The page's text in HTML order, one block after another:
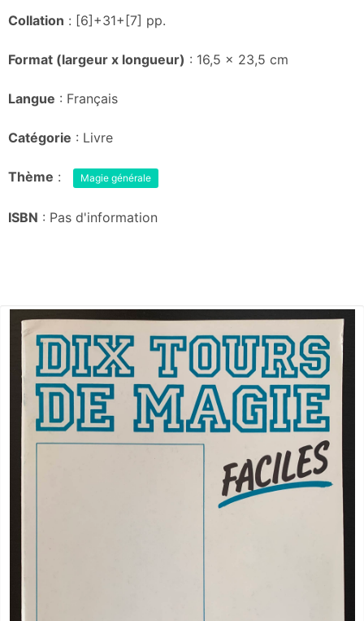
Collation : [6]+31+[7] pp.
Format (largeur x longueur) : 16,5 x 23,5 cm
Langue : Français
Catégorie : Livre
Thème : Magie générale
ISBN : Pas d'information